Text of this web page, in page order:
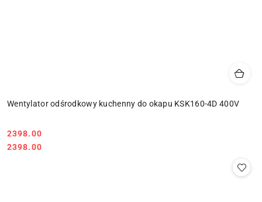
Wentylator odśrodkowy kuchenny do okapu KSK160-4D 400V
Cena:
2398.00
Cena:
2398.00